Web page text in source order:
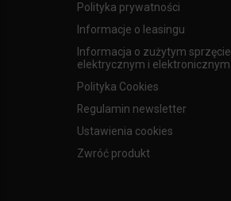
Polityka prywatności
Informacje o leasingu
Informacja o zużytym sprzęcie
elektrycznym i elektronicznym
Polityka Cookies
Regulamin newsletter
Ustawienia cookies
Zwróć produkt